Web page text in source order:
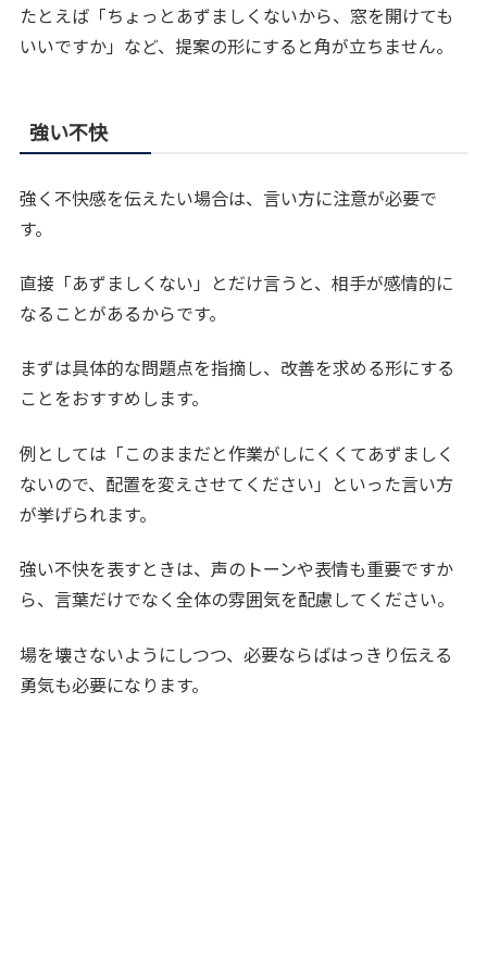
たとえば「ちょっとあずましくないから、窓を開けても
いいですか」など、提案の形にすると角が立ちません。
強い不快
強く不快感を伝えたい場合は、言い方に注意が必要で
す。
直接「あずましくない」とだけ言うと、相手が感情的に
なることがあるからです。
まずは具体的な問題点を指摘し、改善を求める形にする
ことをおすすめします。
例としては「このままだと作業がしにくくてあずましく
ないので、配置を変えさせてください」といった言い方
が挙げられます。
強い不快を表すときは、声のトーンや表情も重要ですか
ら、言葉だけでなく全体の雰囲気を配慮してください。
場を壊さないようにしつつ、必要ならばはっきり伝える
勇気も必要になります。